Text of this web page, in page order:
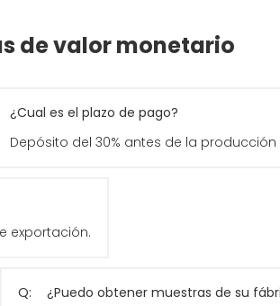
de valor monetario
¿Cual es el plazo de pago?
Depósito del 30% antes de la
exportación.
Q:
¿Puedo obtener muestras de su